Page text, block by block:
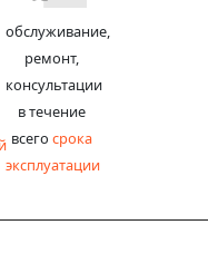
обслуживание,
ремонт,
консультации
в течение
всегосрока
эксплуатации